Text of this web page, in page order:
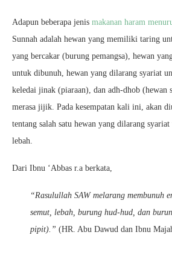
Adapun beberapa jenis makanan haram
Sunnah adalah hewan yang memiliki taring
yang bercakar (burung pemangsa), hewan
untuk dibunuh, hewan yang dilarang syariat
keledai jinak (piaraan), dan adh-dhob (hewan
merasa jijik. Pada kesempatan kali ini, akan
tentang salah satu hewan yang dilarang
lebah.
Dari Ibnu ‘Abbas r.a berkata,
“Rasulullah SAW melarang membunuh
semut, lebah, burung hud-hud, dan
pipit).” (HR. Abu Dawud dan Ibnu